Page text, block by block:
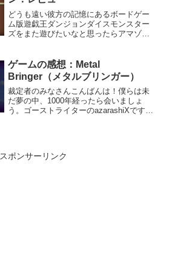
どうも遠い彼方の記憶にあるボードゲー
ム版遊戯王ダンジョンダイスモンスター
ズをまた遊びたいなと思ったらアマゾン
回ご紹介するのは、そんなノスタルジッ
クセンチメンタルジャーニーな気分を触
発するゲーム（個人差あり）になりま
す。それがInscryptionだ！
ゲームの感想：Metal
Bringer（メタルブリンガー）
裁定者のみなさんこんばんは！僕らは未
だ夢の中、1000年経ったら会いましょ
う。ゴーストライターのazarashiXです。
スポンサーリンク